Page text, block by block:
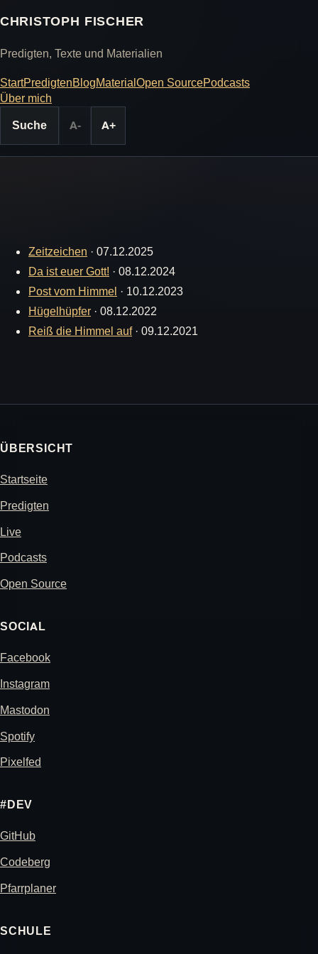
CHRISTOPH FISCHER
Predigten, Texte und Materialien
StartPredigtenBlogMaterialOpen SourcePodcasts
Über mich
Suche
A- A+
Zeitzeichen · 07.12.2025
Da ist euer Gott! · 08.12.2024
Post vom Himmel · 10.12.2023
Hügelhüpfer · 08.12.2022
Reiß die Himmel auf· 09.12.2021
ÜBERSICHT
Startseite
Predigten
Live
Podcasts
Open Source
SOCIAL
Facebook
Instagram
Mastodon
Spotify
Pixelfed
#DEV
GitHub
Codeberg
Pfarrplaner
SCHULE